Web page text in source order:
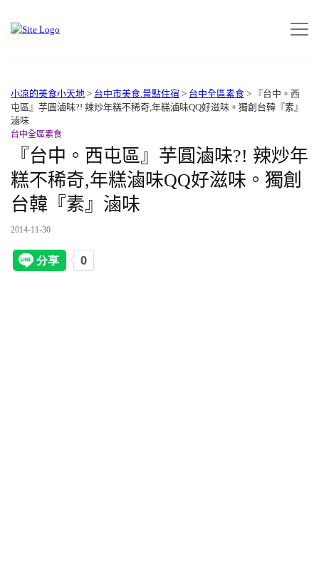
小凉的美食小天地 > 台中市美食.景點住宿 > 台中全區素食 >
『台中。西
屯區』芋圓滷味?! 辣炒年糕不稀奇,年糕滷味QQ好滋味。獨創台韓『素』
滷味
台中全區素食
『台中。西屯區』芋圓滷味?! 辣炒年
糕不稀奇,年糕滷味QQ好滋味。獨創
台韓『素』滷味
2014-11-30